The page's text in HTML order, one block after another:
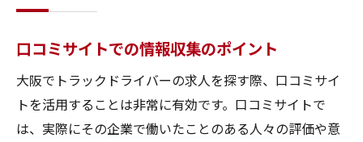
口コミサイトでの情報収集のポイント
大阪でトラックドライバーの求人を探す際、口コミサイ
トを活用することは非常に有効です。口コミサイトで
は、実際にその企業で働いたことのある人々の評価や意